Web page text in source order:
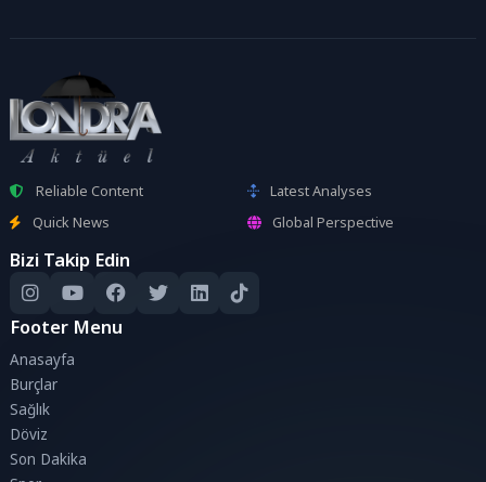
Reliable Content
Latest Analyses
Quick News
Global Perspective
Bizi Takip Edin
Footer Menu
Anasayfa
Burçlar
Sağlık
Döviz
Son Dakika